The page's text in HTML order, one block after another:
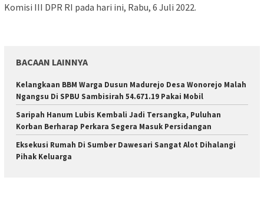
Komisi III DPR RI pada hari ini, Rabu, 6 Juli 2022.
BACAAN LAINNYA
Kelangkaan BBM Warga Dusun Madurejo Desa Wonorejo Malah
Ngangsu Di SPBU Sambisirah 54.671.19 Pakai Mobil
Saripah Hanum Lubis Kembali Jadi Tersangka, Puluhan
Korban Berharap Perkara Segera Masuk Persidangan
Eksekusi Rumah Di Sumber Dawesari Sangat Alot Dihalangi
Pihak Keluarga